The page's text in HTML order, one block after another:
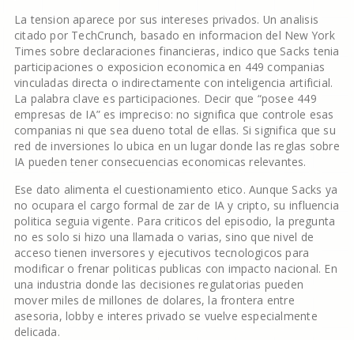
La tension aparece por sus intereses privados. Un analisis
citado por TechCrunch, basado en informacion del New York
Times sobre declaraciones financieras, indico que Sacks tenia
participaciones o exposicion economica en 449 companias
vinculadas directa o indirectamente con inteligencia artificial.
La palabra clave es participaciones. Decir que “posee 449
empresas de IA” es impreciso: no significa que controle esas
companias ni que sea dueno total de ellas. Si significa que su
red de inversiones lo ubica en un lugar donde las reglas sobre
IA pueden tener consecuencias economicas relevantes.
Ese dato alimenta el cuestionamiento etico. Aunque Sacks ya
no ocupara el cargo formal de zar de IA y cripto, su influencia
politica seguia vigente. Para criticos del episodio, la pregunta
no es solo si hizo una llamada o varias, sino que nivel de
acceso tienen inversores y ejecutivos tecnologicos para
modificar o frenar politicas publicas con impacto nacional. En
una industria donde las decisiones regulatorias pueden
mover miles de millones de dolares, la frontera entre
asesoria, lobby e interes privado se vuelve especialmente
delicada.